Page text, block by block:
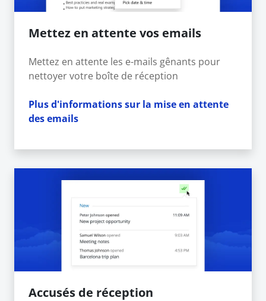
Mettez en attente vos emails
Mettez en attente les e-mails gênants pour
nettoyer votre boîte de réception
Plus d'informations sur la mise en attente
des emails
Accusés de réception